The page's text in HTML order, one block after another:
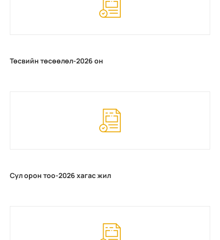
Төсвийн төсөөлөл-2026 он
Сул орон тоо-2026 хагас жил